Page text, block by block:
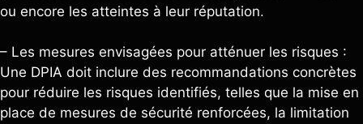
ou encore les atteintes à leur réputation.
– Les mesures envisagées pour atténuer les risques :
Une DPIA doit inclure des recommandations concrètes
pour réduire les risques identifiés, telles que la mise en
place de mesures de sécurité renforcées, la limitation